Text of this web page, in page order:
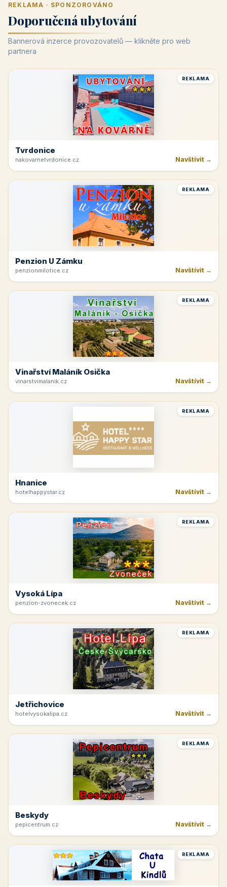
REKLAMA · SPONZOROVÁNO
Doporučená ubytování
Bannerová inzerce provozovatelů — klikněte pro web
partnera
REKLAMA
Tvrdonice
nakovarnetvrdonice.cz Navštívit →
REKLAMA
Penzion U Zámku
penzionmilotice.cz Navštívit →
REKLAMA
Vinařství Maláník Osička
vinarstvimalanik.cz Navštívit →
REKLAMA
Hnanice
hotelhappystar.cz Navštívit →
REKLAMA
Vysoká Lípa
penzion-zvonecek.cz Navštívit →
REKLAMA
Jetřichovice
hotelvysokalipa.cz Navštívit →
REKLAMA
Beskydy
pepicentrum.cz Navštívit →
REKLAMA